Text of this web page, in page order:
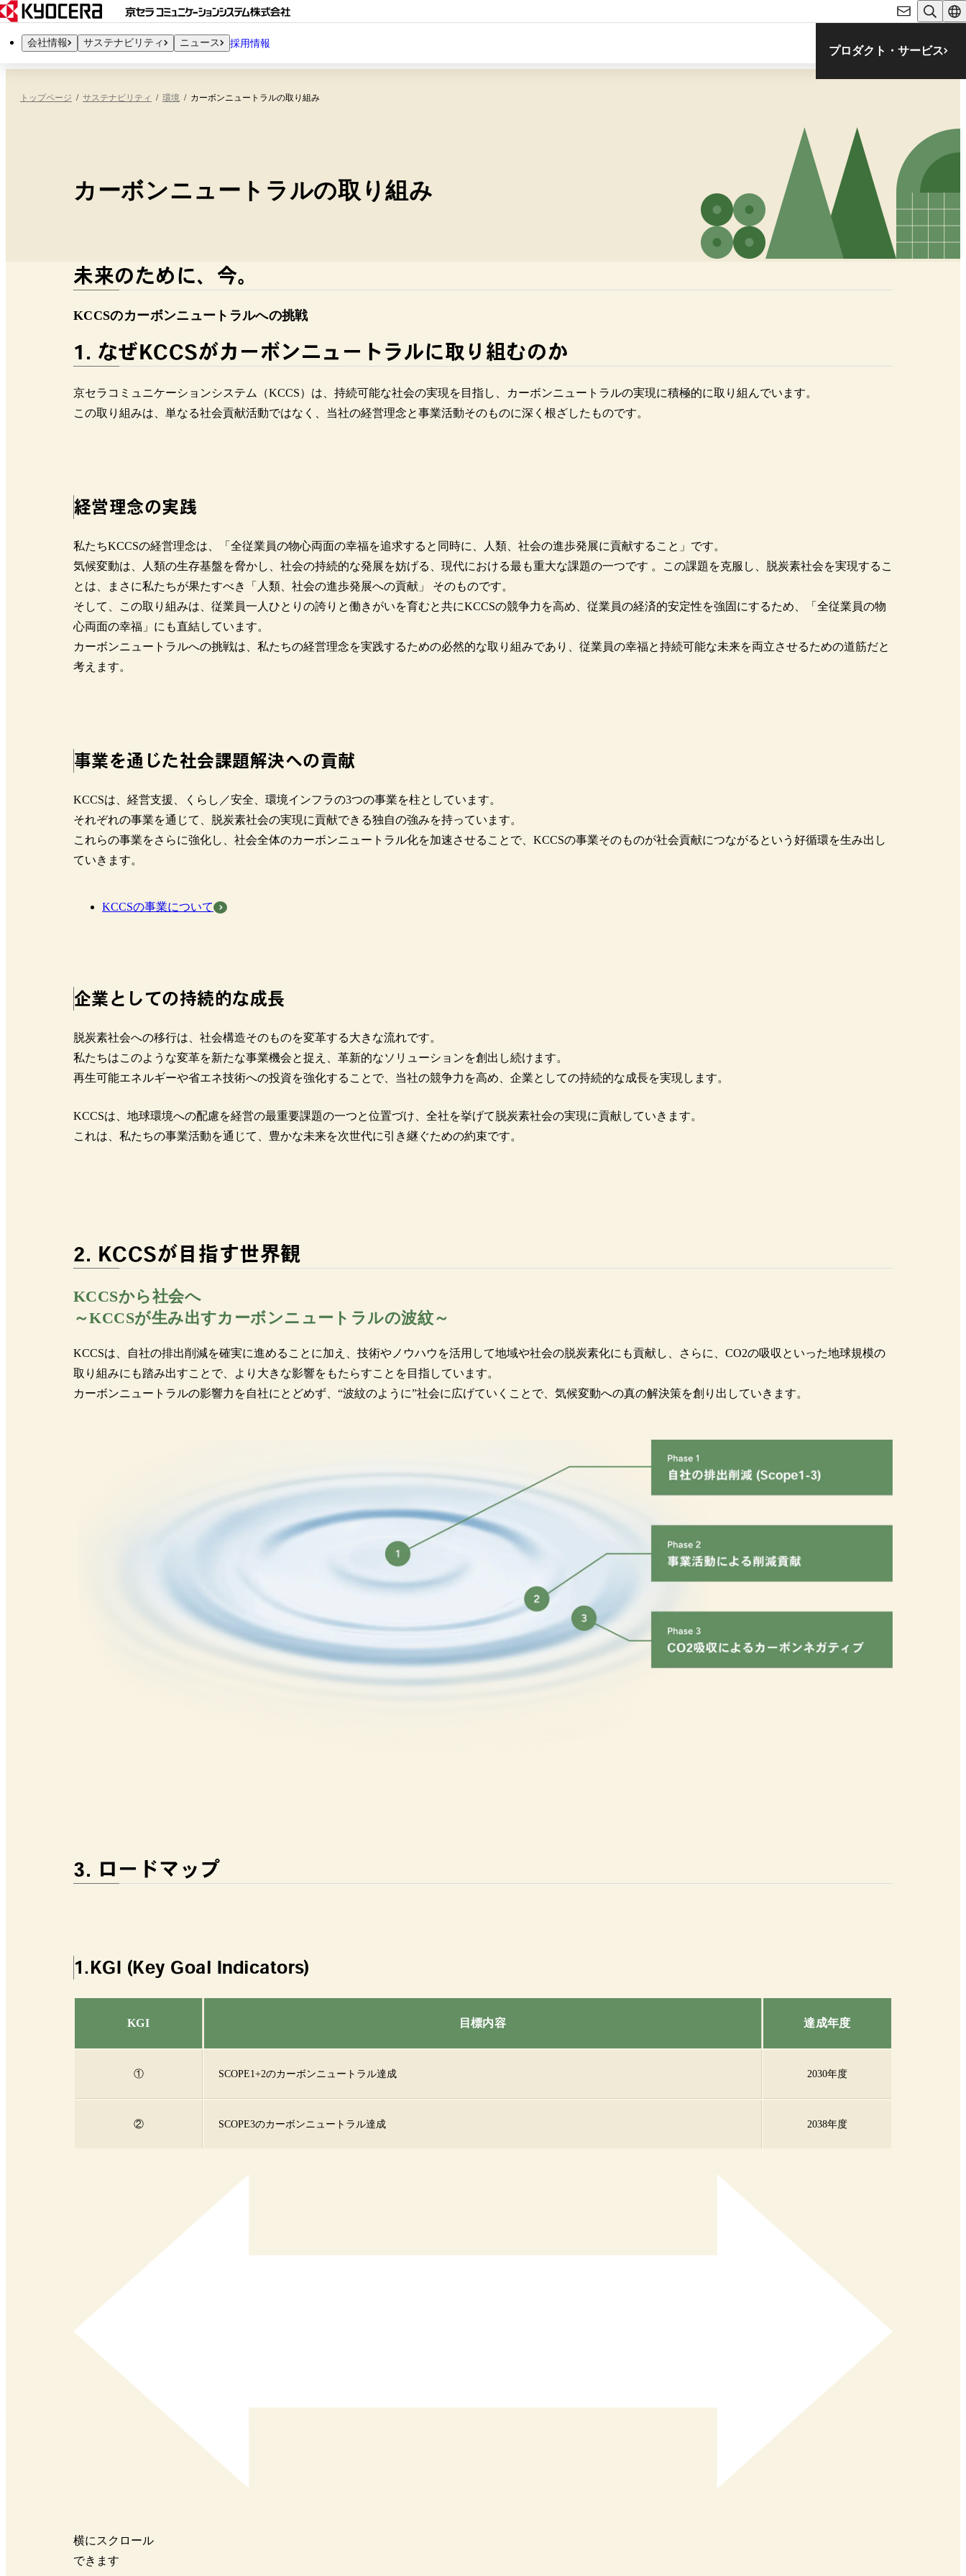
会社情報 サステナビリティ ニュース 採用情報
プロダクト・サービス
トップページ サステナビリティ 環境 カーボンニュートラルの取り組み
カーボンニュートラルの取り組み
未来のために、今。
KCCSのカーボンニュートラルへの挑戦
1. なぜKCCSがカーボンニュートラルに取り組むのか
京セラコミュニケーションシステム（KCCS）は、持続可能な社会の実現を目指し、カーボンニュートラルの実現に積極的に取り組んでいます。
この取り組みは、単なる社会貢献活動ではなく、当社の経営理念と事業活動そのものに深く根ざしたものです。
経営理念の実践
私たちKCCSの経営理念は、「全従業員の物心両面の幸福を追求すると同時に、人類、社会の進歩発展に貢献すること」です。
気候変動は、人類の生存基盤を脅かし、社会の持続的な発展を妨げる、現代における最も重大な課題の一つです 。この課題を克服し、脱炭素社会を実現するこ
とは、まさに私たちが果たすべき「人類、社会の進歩発展への貢献」 そのものです。
そして、この取り組みは、従業員一人ひとりの誇りと働きがいを育むと共にKCCSの競争力を高め、従業員の経済的安定性を強固にするため、「全従業員の物
心両面の幸福」にも直結しています。
カーボンニュートラルへの挑戦は、私たちの経営理念を実践するための必然的な取り組みであり、従業員の幸福と持続可能な未来を両立させるための道筋だと
考えます。
事業を通じた社会課題解決への貢献
KCCSは、経営支援、くらし／安全、環境インフラの3つの事業を柱としています。
それぞれの事業を通じて、脱炭素社会の実現に貢献できる独自の強みを持っています。
これらの事業をさらに強化し、社会全体のカーボンニュートラル化を加速させることで、KCCSの事業そのものが社会貢献につながるという好循環を生み出し
ていきます。
KCCSの事業について
企業としての持続的な成長
脱炭素社会への移行は、社会構造そのものを変革する大きな流れです。
私たちはこのような変革を新たな事業機会と捉え、革新的なソリューションを創出し続けます。
再生可能エネルギーや省エネ技術への投資を強化することで、当社の競争力を高め、企業としての持続的な成長を実現します。
KCCSは、地球環境への配慮を経営の最重要課題の一つと位置づけ、全社を挙げて脱炭素社会の実現に貢献していきます。
これは、私たちの事業活動を通じて、豊かな未来を次世代に引き継ぐための約束です。
2. KCCSが目指す世界観
KCCSから社会へ
～KCCSが生み出すカーボンニュートラルの波紋～
KCCSは、自社の排出削減を確実に進めることに加え、技術やノウハウを活用して地域や社会の脱炭素化にも貢献し、さらに、CO2の吸収といった地球規模の
取り組みにも踏み出すことで、より大きな影響をもたらすことを目指しています。
カーボンニュートラルの影響力を自社にとどめず、“波紋のように”社会に広げていくことで、気候変動への真の解決策を創り出していきます。
3. ロードマップ
1.KGI (Key Goal Indicators)
KGI 目標内容 達成年度
① SCOPE1+2のカーボンニュートラル達成 2030年度
② SCOPE3のカーボンニュートラル達成 2038年度
横にスクロール
できます